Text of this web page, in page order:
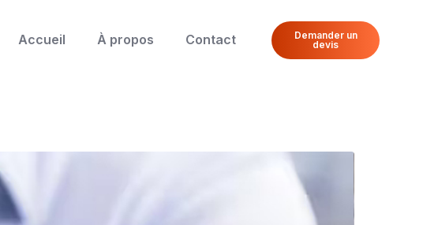
Accueil À propos Contact
Demander un
devis